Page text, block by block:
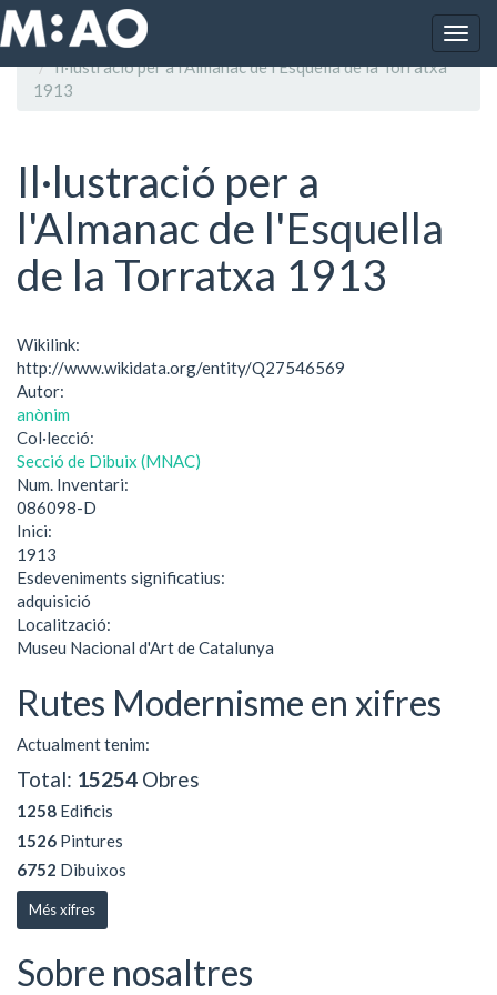
Vés al contingut
Inici
Il·lustració per a l'Almanac de l'Esquella de la Torratxa
1913
Il·lustració per a
l'Almanac de l'Esquella
de la Torratxa 1913
Wikilink:
http://www.wikidata.org/entity/Q27546569
Autor:
anònim
Col·lecció:
Secció de Dibuix (MNAC)
Num. Inventari:
086098-D
Inici:
1913
Esdeveniments significatius:
adquisició
Localització:
Museu Nacional d'Art de Catalunya
Rutes Modernisme en xifres
Actualment tenim:
Total: 15254 Obres
1258 Edificis
1526 Pintures
6752 Dibuixos
Més xifres
Sobre nosaltres